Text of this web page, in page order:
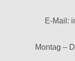
E-Mail:
Montag –